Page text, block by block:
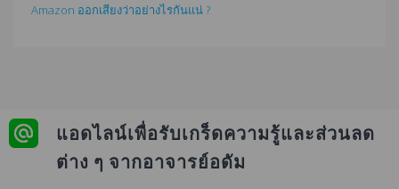
Amazon ออกเสียงว่าอย่างไรกันแน่ ?
แอดไลน์เพื่อรับเกร็ดความรู้และส่วนลด
ต่าง ๆ จากอาจารย์อดัม